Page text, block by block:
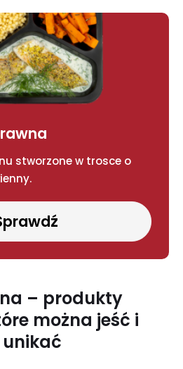
stworzone w trosce o
– produkty
można jeść i